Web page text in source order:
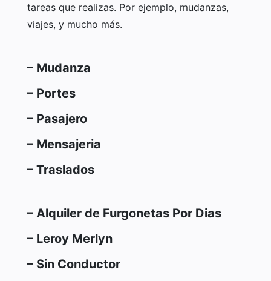
tareas que realizas. Por ejemplo, mudanzas,
viajes, y mucho más.
– Mudanza
– Portes
– Pasajero
– Mensajeria
– Traslados
– Alquiler de Furgonetas Por Dias
– Leroy Merlyn
– Sin Conductor